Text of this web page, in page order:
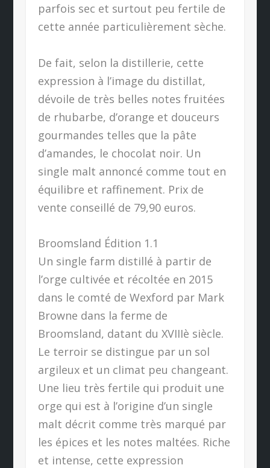
parfois sec et surtout peu fertile de
cette année particulièrement sèche.
De fait, selon la distillerie, cette
expression à l’image du distillat,
dévoile de très belles notes fruitées
de rhubarbe, d’orange et douceurs
gourmandes telles que la pâte
d’amandes, le chocolat noir. Un
single malt annoncé comme tout en
équilibre et raffinement. Prix de
vente conseillé de 79,90 euros.
Broomsland Édition 1.1
Un single farm distillé à partir de
l’orge cultivée et récoltée en 2015
dans le comté de Wexford par Mark
Browne dans la ferme de
Broomsland, datant du XVIIIè siècle.
Le terroir se distingue par un sol
argileux et un climat peu changeant.
Une lieu très fertile qui produit une
orge qui est à l’origine d’un single
malt décrit comme très marqué par
les épices et les notes maltées. Riche
et intense, cette expression